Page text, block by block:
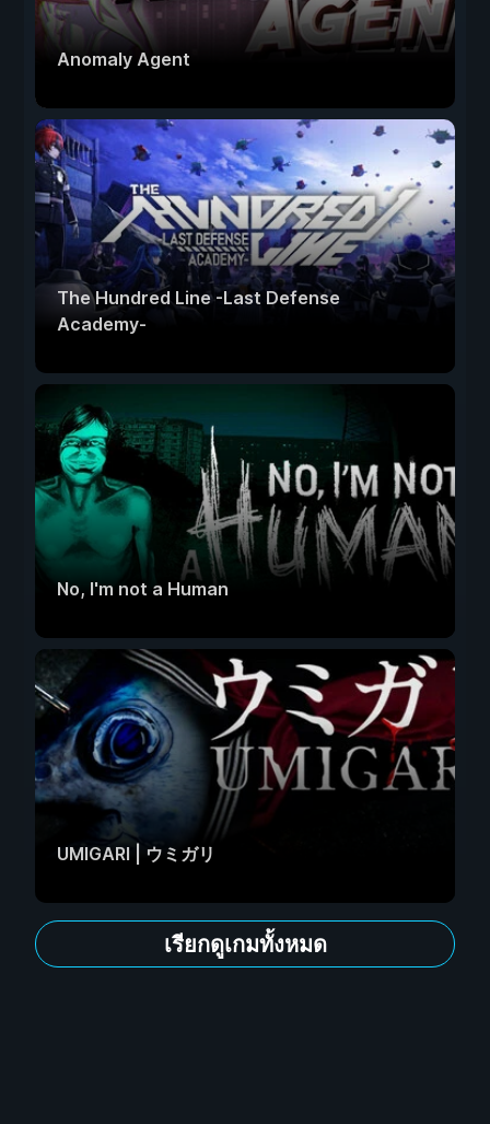
Anomaly Agent
The Hundred Line -Last Defense
Academy-
No, I'm not a Human
UMIGARI | ウミガリ
เรียกดูเกมทั้งหมด